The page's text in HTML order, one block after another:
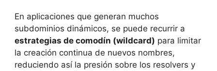
En aplicaciones que generan muchos
subdominios dinámicos, se puede recurrir a
estrategias de comodín (wildcard) para limitar
la creación continua de nuevos nombres,
reduciendo así la presión sobre los resolvers y